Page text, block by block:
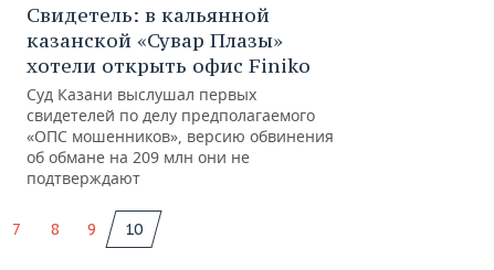
Свидетель: в кальянной
казанской «Сувар Плазы»
хотели открыть офис Finiko
Суд Казани выслушал первых
свидетелей по делу предполагаемого
«ОПС мошенников», версию обвинения
об обмане на 209 млн они не
подтверждают
7 8 9 10